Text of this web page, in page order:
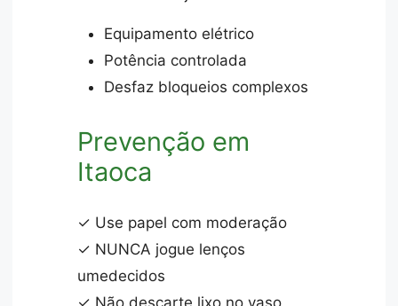
Equipamento elétrico
Potência controlada
Desfaz bloqueios complexos
Prevenção em
Itaoca
✓ Use papel com moderação
✓ NUNCA jogue lenços
umedecidos